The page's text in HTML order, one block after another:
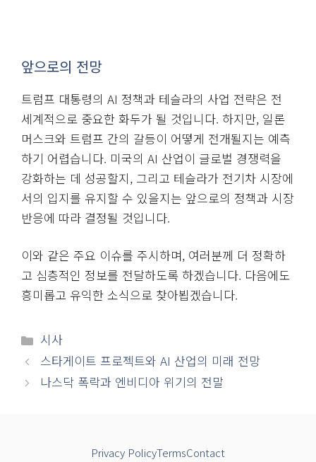
앞으로의 전망
트럼프 대통령의 AI 정책과 테슬라의 사업 전략은 전
세계적으로 중요한 화두가 될 것입니다. 하지만, 일론
머스크와 트럼프 간의 갈등이 어떻게 전개될지는 예측
하기 어렵습니다. 미국의 AI 산업이 글로벌 경쟁력을
강화하는 데 성공할지, 그리고 테슬라가 전기차 시장에
서의 입지를 유지할 수 있을지는 앞으로의 정책과 시장
반응에 따라 결정될 것입니다.
이와 같은 주요 이슈를 주시하며, 여러분께 더 정확하
고 심층적인 정보를 전달하도록 하겠습니다. 다음에도
흥미롭고 유익한 소식으로 찾아뵙겠습니다.
카
테
고
리
시사
스타게이트 프로젝트와 AI 산업의 미래 전망
나스닥 폭락과 엔비디아 위기의 전말
Privacy PolicyTermsContact